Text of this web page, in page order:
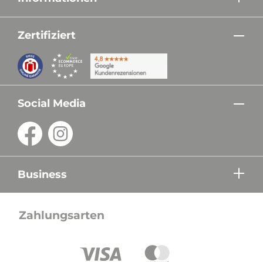
Zertifiziert
Social Media
Business
Zahlungsarten